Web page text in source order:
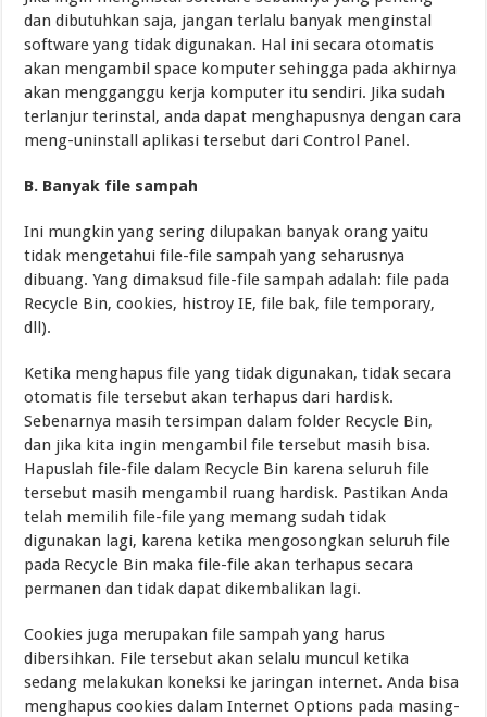
dan dibutuhkan saja, jangan terlalu banyak menginstal
software yang tidak digunakan. Hal ini secara otomatis
akan mengambil space komputer sehingga pada akhirnya
akan mengganggu kerja komputer itu sendiri. Jika sudah
terlanjur terinstal, anda dapat menghapusnya dengan cara
meng-uninstall aplikasi tersebut dari Control Panel.
B. Banyak file sampah
Ini mungkin yang sering dilupakan banyak orang yaitu
tidak mengetahui file-file sampah yang seharusnya
dibuang. Yang dimaksud file-file sampah adalah: file pada
Recycle Bin, cookies, histroy IE, file bak, file temporary,
dll).
Ketika menghapus file yang tidak digunakan, tidak secara
otomatis file tersebut akan terhapus dari hardisk.
Sebenarnya masih tersimpan dalam folder Recycle Bin,
dan jika kita ingin mengambil file tersebut masih bisa.
Hapuslah file-file dalam Recycle Bin karena seluruh file
tersebut masih mengambil ruang hardisk. Pastikan Anda
telah memilih file-file yang memang sudah tidak
digunakan lagi, karena ketika mengosongkan seluruh file
pada Recycle Bin maka file-file akan terhapus secara
permanen dan tidak dapat dikembalikan lagi.
Cookies juga merupakan file sampah yang harus
dibersihkan. File tersebut akan selalu muncul ketika
sedang melakukan koneksi ke jaringan internet. Anda bisa
menghapus cookies dalam Internet Options pada masing-